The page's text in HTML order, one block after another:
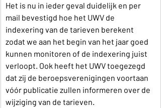
Het is nu in ieder geval duidelijk en per
mail bevestigd hoe het UWV de
indexering van de tarieven berekent
zodat we aan het begin van het jaar goed
kunnen monitoren of de indexering juist
verloopt. Ook heeft het UWV toegezegd
dat zij de beroepsverenigingen voortaan
vóór publicatie zullen informeren over de
wijziging van de tarieven.